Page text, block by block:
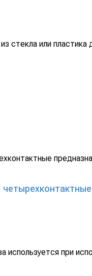
или пластика
при